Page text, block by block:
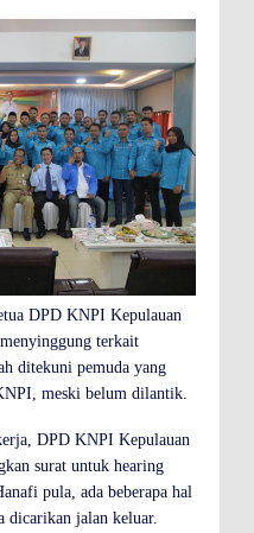
DPD KNPI Kepulauan
terkait
ditekuni pemuda yang
meski belum dilantik.
DPD KNPI Kepulauan
surat untuk hearing
pula, ada beberapa hal
dicarikan jalan keluar.